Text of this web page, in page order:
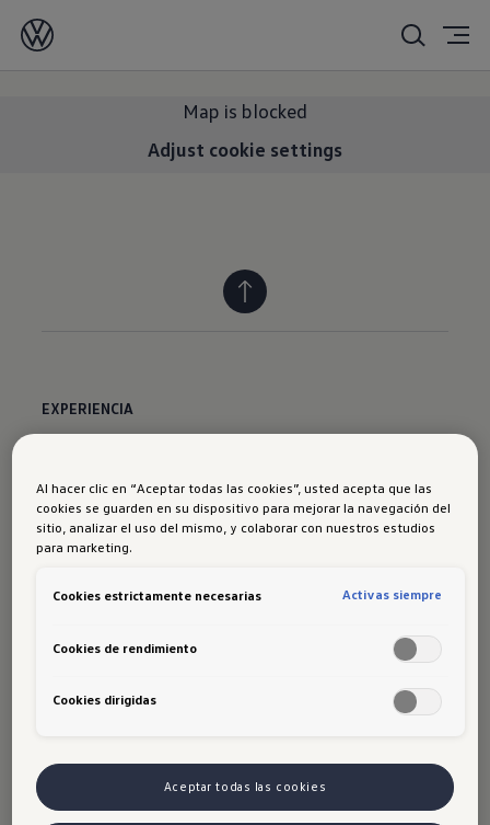
Map is blocked
Adjust cookie settings
EXPERIENCIA
Cotizador
Test Drive
Mundo VW
Contacto
Al hacer clic en “Aceptar todas las cookies”, usted acepta que las
cookies se guarden en su dispositivo para mejorar la navegación del
sitio, analizar el uso del mismo, y colaborar con nuestros estudios
para marketing.
Cookies estrictamente necesarias Activas siempre
Cookies de rendimiento
Cookies dirigidas
Aceptar todas las cookies